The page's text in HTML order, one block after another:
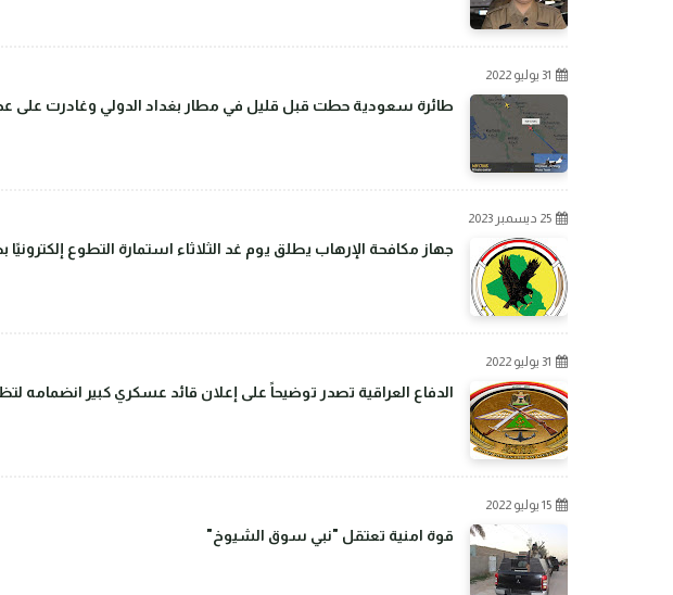
31 يوليو 2022
طائرة سعودية حطت قبل قليل في مطار بغداد الدولي وغادرت على
25 ديسمبر 2023
جهاز مكافحة الإرهاب يطلق يوم غد الثلاثاء استمارة التطوع
31 يوليو 2022
الدفاع العراقية تصدر توضيحاً على إعلان قائد عسكري كبير انضمامه
15 يوليو 2022
قوة امنية تعتقل "نبي سوق الشيوخ"